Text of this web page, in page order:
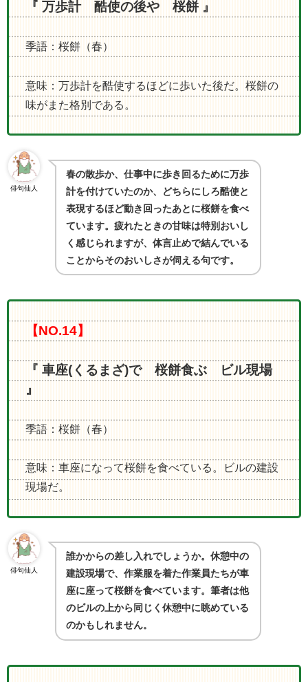
『 万歩計 酷使の後や 桜餅 』
季語：桜餅（春）
意味：万歩計を酷使するほどに歩いた後だ。桜餅の
味がまた格別である。
俳句仙人
春の散歩か、仕事中に歩き回るために万歩
計を付けていたのか、どちらにしろ酷使と
表現するほど動き回ったあとに桜餅を食べ
ています。疲れたときの甘味は特別おいし
く感じられますが、体言止めで結んでいる
ことからそのおいしさが伺える句です。
【NO.14】
『 車座(くるまざ)で 桜餅食ぶ ビル現場
』
季語：桜餅（春）
意味：車座になって桜餅を食べている。ビルの建設
現場だ。
俳句仙人
誰かからの差し入れでしょうか。休憩中の
建設現場で、作業服を着た作業員たちが車
座に座って桜餅を食べています。筆者は他
のビルの上から同じく休憩中に眺めている
のかもしれません。